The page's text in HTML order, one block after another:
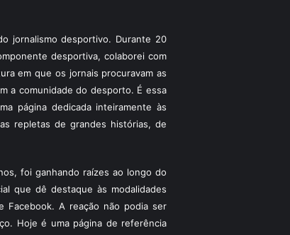
jornalismo desportivo. Durante 20
desportiva, colaborei com
em que os jornais procuravam as
a comunidade do desporto. É essa
página dedicada inteiramente às
repletas de grandes histórias, de
foi ganhando raízes ao longo do
que dê destaque às modalidades
Facebook. A reação não podia ser
Hoje é uma página de referência